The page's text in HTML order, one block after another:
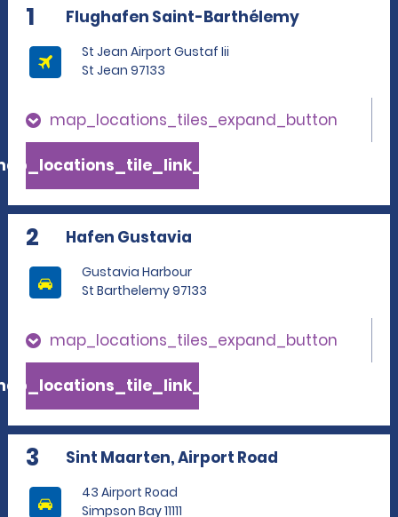
1 Flughafen Saint-Barthélemy
St Jean Airport Gustaf Iii
St Jean 97133
map_locations_tiles_expand_button
2 Hafen Gustavia
Gustavia Harbour
St Barthelemy 97133
map_locations_tiles_expand_button
3 Sint Maarten, Airport Road
43 Airport Road
Simpson Bay 11111